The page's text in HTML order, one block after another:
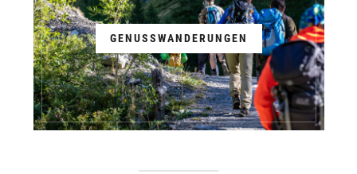
GENUSSWANDERUNGEN